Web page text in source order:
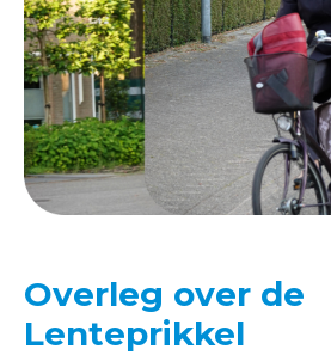
Overleg over de
Lenteprikkel